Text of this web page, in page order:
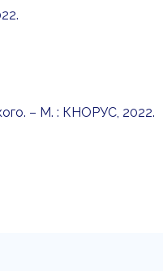
– М. : КНОРУС, 2022.